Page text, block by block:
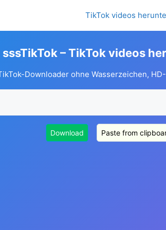
TikTok videos
sssTikTok – TikTok videos
Downloader ohne Wasserzeichen,
Download Paste from